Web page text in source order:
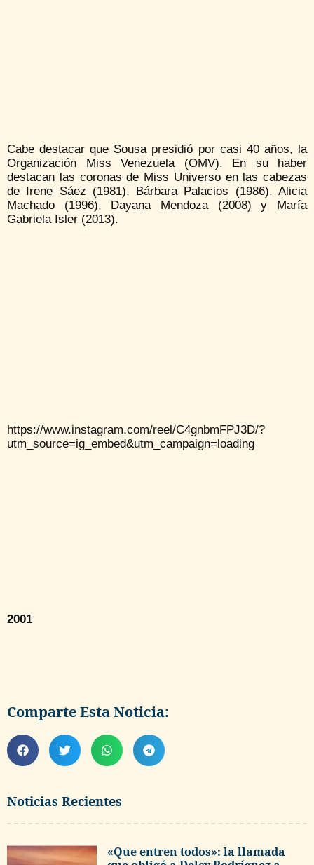
Noticias Recientes
«Que entren todos»: la llamada
Cabe destacar que Sousa presidió por casi 40 años, la
Organización Miss Venezuela (OMV). En su haber
destacan las coronas de Miss Universo en las cabezas
de Irene Sáez (1981), Bárbara Palacios (1986), Alicia
Machado (1996), Dayana Mendoza (2008) y María
Gabriela Isler (2013).
https://www.instagram.com/reel/C4gnbmFPJ3D/?
utm_source=ig_embed&utm_campaign=loading
2001
Comparte Esta Noticia: